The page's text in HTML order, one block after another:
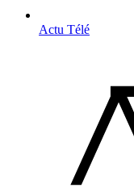
Actu Télé